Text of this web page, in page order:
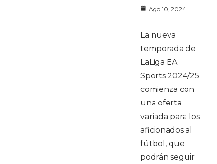
Ago 10, 2024
La nueva
temporada de
LaLiga EA
Sports 2024/25
comienza con
una oferta
variada para los
aficionados al
fútbol, que
podrán seguir